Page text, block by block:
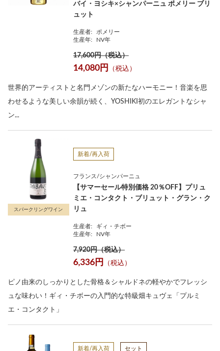
バイ・ヨシキ×シャンパーニュ ポメリー ブリ
ュット
生産者:
ポメリー
生産年:
NV年
17,600円（税込）
14,080円 （税込）
世界的アーティストと名門メゾンの新たなハーモニー！音楽を思
わせるような美しい余韻が続く、YOSHIKI初のエレガントなシャ
ン...
スパークリングワイン
新着/再入荷
フランス/シャンパーニュ
【サマーセール特別価格 20％OFF】プリュ
ミエ・コンタクト・ブリュット・グラン・ク
リュ
生産者:
ギィ・チボー
生産年:
NV年
7,920円（税込）
6,336円 （税込）
ピノ由来のしっかりとした骨格＆シャルドネの軽やかでフレッシ
ュな味わい！ギィ・チボーの入門的な特級畑キュヴェ「プルミ
エ・コンタクト」
新着/再入荷 セット